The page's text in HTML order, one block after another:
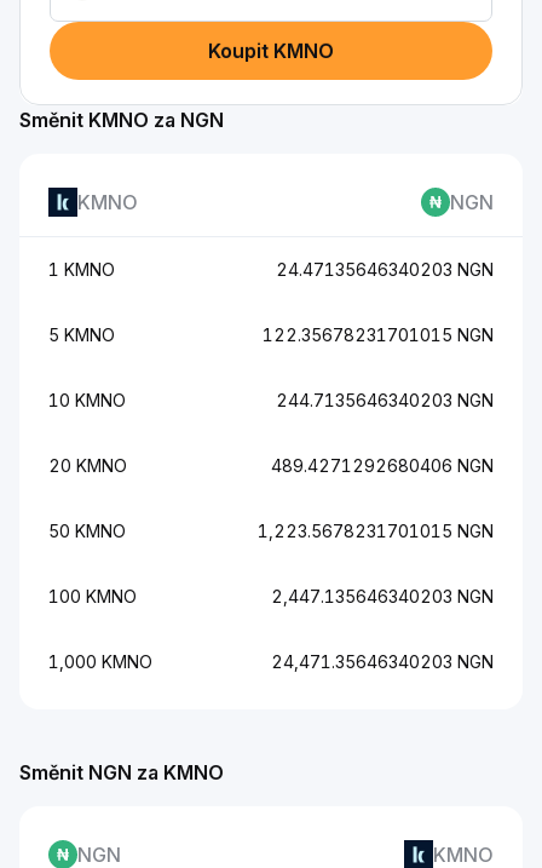
Koupit KMNO
Směnit KMNO za NGN
KMNO NGN
1 KMNO 24.47135646340203 NGN
5 KMNO 122.35678231701015 NGN
10 KMNO 244.7135646340203 NGN
20 KMNO 489.4271292680406 NGN
50 KMNO 1,223.5678231701015 NGN
100 KMNO 2,447.135646340203 NGN
1,000 KMNO 24,471.35646340203 NGN
Směnit NGN za KMNO
NGN KMNO